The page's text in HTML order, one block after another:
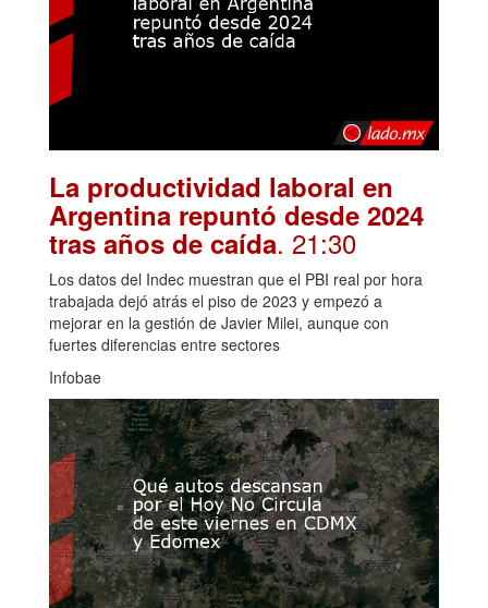
La productividad laboral en
Argentina repuntó desde 2024
tras años de caída. 21:30
Los datos del Indec muestran que el PBI real por hora
trabajada dejó atrás el piso de 2023 y empezó a
mejorar en la gestión de Javier Milei, aunque con
fuertes diferencias entre sectores
Infobae